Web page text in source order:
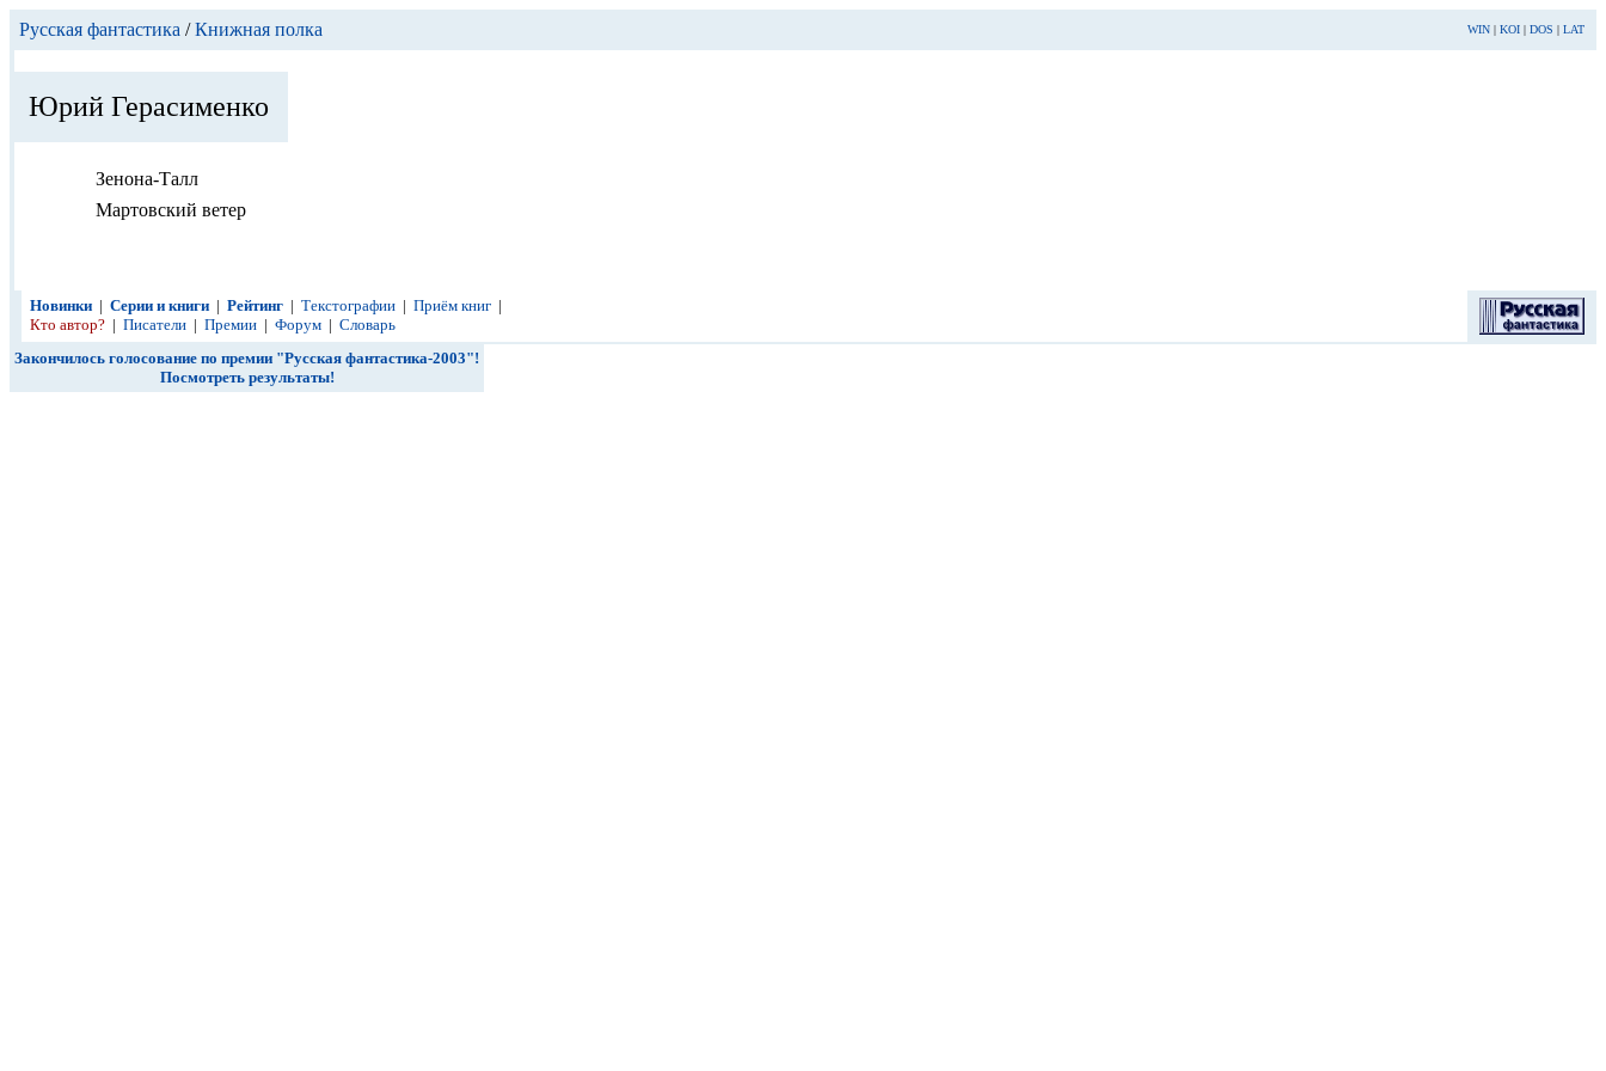
Русская фантастика /Книжная полка WIN | KOI | DOS | LAT
Юрий Герасименко
Зенона-Талл
Мартовский ветер
Новинки | Серии и книги | Рейтинг | Текстографии | Приём книг |
Кто автор? | Писатели | Премии | Форум | Словарь
Закончилось голосование по премии "Русская фантастика-2003"!
Посмотреть результаты!